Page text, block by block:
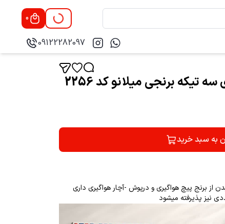
0
09122282097
(10 عدد )درپوش هوا گیری سه تیکه برنجی میلانو کد 2256
به سبد خرید
از برنج پیچ هواگیری و درپوش -آچار هواگیری داری